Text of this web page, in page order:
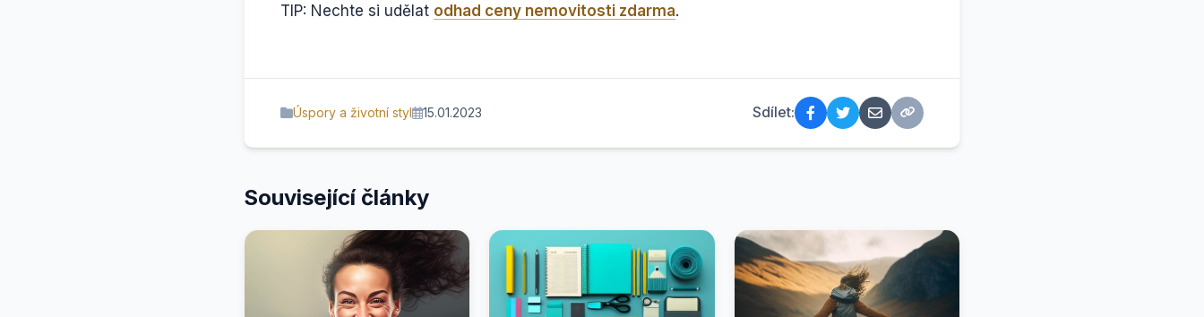
TIP: Nechte si udělat odhad ceny nemovitosti zdarma.
Úspory a životní styl 15.01.2023 Sdílet:
Související články